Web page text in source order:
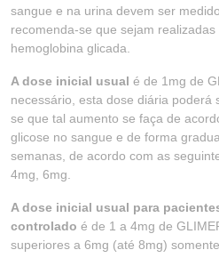
sangue e na urina devem ser
recomenda-se que sejam
hemoglobina glicada.
A dose inicial usual é de 1mg de
necessário, esta dose diária poderá
se que tal aumento se faça de
glicose no sangue e de forma
semanas, de acordo com as
4mg, 6mg.
A dose inicial usual para
controlado é de 1 a 4mg de
superiores a 6mg (até 8mg)